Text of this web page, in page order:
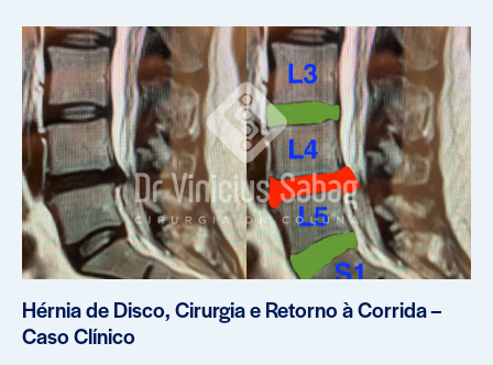
Hérnia de Disco, Cirurgia e Retorno à Corrida –
Caso Clínico